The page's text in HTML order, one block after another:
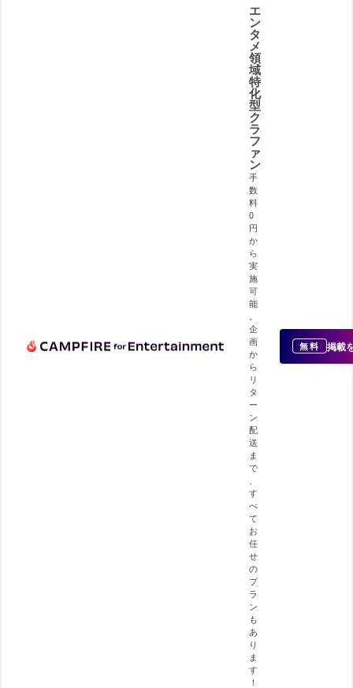
エ
ン
タ
メ
領
域
特
化
型
ク
ラ
フ
ァ
ン
手
数
料
0
円
か
ら
実
施
可
能
企
画
か
ら
リ
タ
ー
ン
配
送
ま
で
す
べ
て
お
任
せ
の
プ
ラ
ン
も
あ
り
ま
す
！
無料 掲載